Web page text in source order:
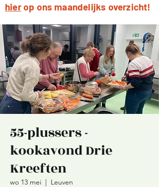
hierop ons maandelijks overzicht!
55-plussers -
kookavond Drie
Kreeften
wo 13 mei
  |
Leuven